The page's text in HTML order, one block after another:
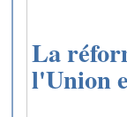
La
l'Union